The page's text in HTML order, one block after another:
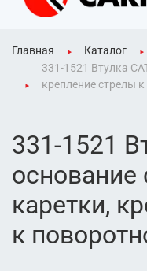
Главная Каталог
331-1521 Втулка
крепление стрелы
331-1521
основание
каретки,
к